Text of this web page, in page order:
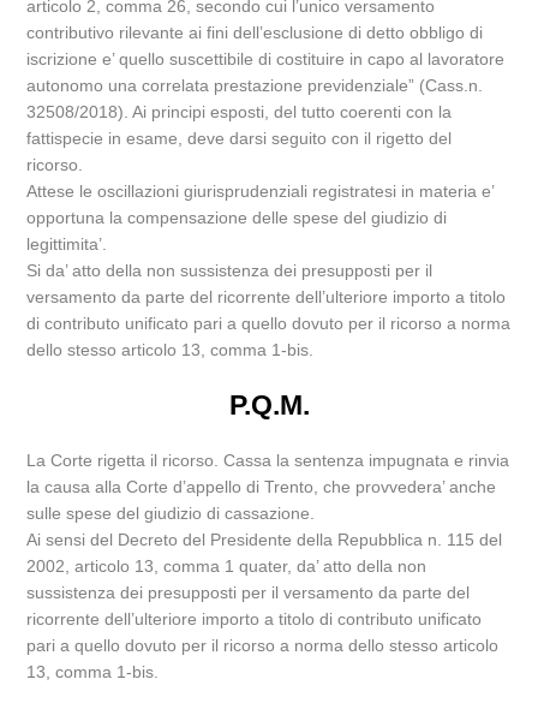
articolo 2, comma 26, secondo cui l’unico versamento
contributivo rilevante ai fini dell’esclusione di detto obbligo di
iscrizione e’ quello suscettibile di costituire in capo al lavoratore
autonomo una correlata prestazione previdenziale” (Cass.n.
32508/2018). Ai principi esposti, del tutto coerenti con la
fattispecie in esame, deve darsi seguito con il rigetto del
ricorso.
Attese le oscillazioni giurisprudenziali registratesi in materia e’
opportuna la compensazione delle spese del giudizio di
legittimita’.
Si da’ atto della non sussistenza dei presupposti per il
versamento da parte del ricorrente dell’ulteriore importo a titolo
di contributo unificato pari a quello dovuto per il ricorso a norma
dello stesso articolo 13, comma 1-bis.
P.Q.M.
La Corte rigetta il ricorso. Cassa la sentenza impugnata e rinvia
la causa alla Corte d’appello di Trento, che provvedera’ anche
sulle spese del giudizio di cassazione.
Ai sensi del Decreto del Presidente della Repubblica n. 115 del
2002, articolo 13, comma 1 quater, da’ atto della non
sussistenza dei presupposti per il versamento da parte del
ricorrente dell’ulteriore importo a titolo di contributo unificato
pari a quello dovuto per il ricorso a norma dello stesso articolo
13, comma 1-bis.